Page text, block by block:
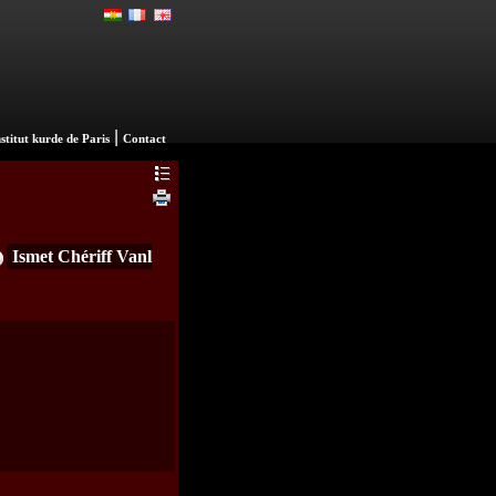
kurde de Paris Contact
Ismet Chériff Vanl